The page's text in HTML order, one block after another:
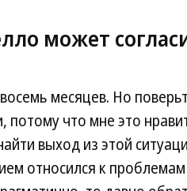
может
месяцев. Но
потому что мне это
выход из этой
относился к